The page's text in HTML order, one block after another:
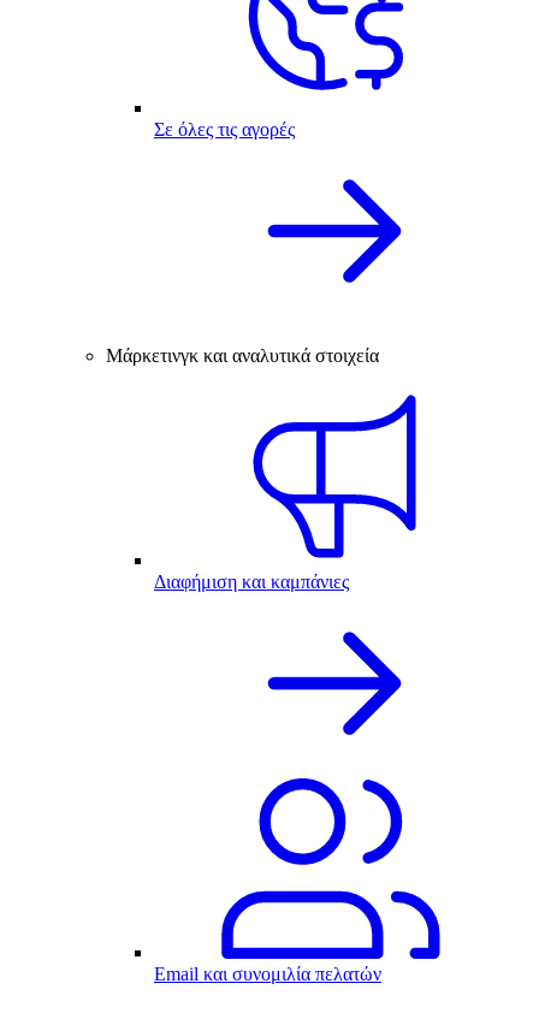
Σε όλες τις αγορές
Μάρκετινγκ και αναλυτικά στοιχεία
Διαφήμιση και καμπάνιες
Email και συνομιλία πελατών